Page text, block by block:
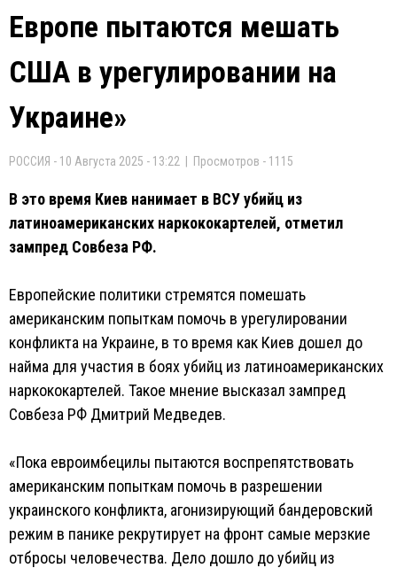
Европе пытаются мешать
США в урегулировании на
Украине»
РОССИЯ - 10 Августа 2025 - 13:22 | Просмотров - 1115
В это время Киев нанимает в ВСУ убийц из
латиноамериканских наркококартелей, отметил
зампред Совбеза РФ.
Европейские политики стремятся помешать
американским попыткам помочь в урегулировании
конфликта на Украине, в то время как Киев дошел до
найма для участия в боях убийц из латиноамериканских
наркококартелей. Такое мнение высказал зампред
Совбеза РФ Дмитрий Медведев.
«Пока евроимбецилы пытаются воспрепятствовать
американским попыткам помочь в разрешении
украинского конфликта, агонизирующий бандеровский
режим в панике рекрутирует на фронт самые мерзкие
отбросы человечества. Дело дошло до убийц из